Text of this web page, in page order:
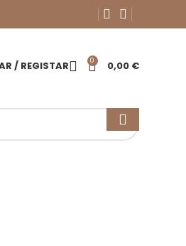
/ REGISTAR 0 0,00 €